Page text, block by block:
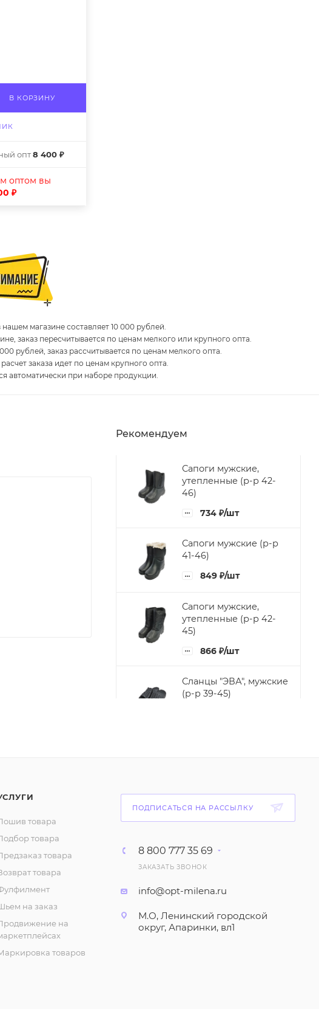
В КОРЗИНУ
опт8 400 ₽
оптом вы
₽
магазине составляет 10 000 рублей.
заказ пересчитывается по ценам мелкого или крупного опта.
рублей, заказ рассчитывается по ценам мелкого опта.
заказа идет по ценам крупного опта.
автоматически при наборе продукции.
Рекомендуем
Сапоги мужские,
утепленные (р-р 42-
46)
734 ₽/шт
Сапоги мужские (р-р
41-46)
849 ₽/шт
Сапоги мужские,
утепленные (р-р 42-
45)
866 ₽/шт
Сланцы "ЭВА", мужские
(р-р 39-45)
р 41-45)
мужские (р-р 39-45)
товара
товара
товара
товара
на заказ
на
товаров
ПОДПИСАТЬСЯ НА РАССЫЛКУ
8 800 777 35 69
ЗАКАЗАТЬ ЗВОНОК
info@opt-milena.ru
М.О, Ленинский городской
округ, Апаринки, вл1